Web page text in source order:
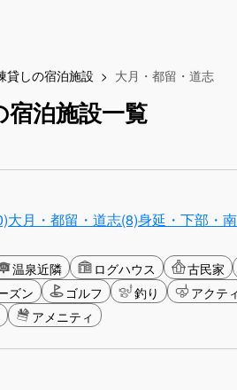
貸しの宿泊施設 大月・都留・道志
泊施設一覧
大月・都留・道志(8)身延・下部・
温泉近隣 ログハウス 古民家
ズン ゴルフ 釣り アクテ
アメニティ